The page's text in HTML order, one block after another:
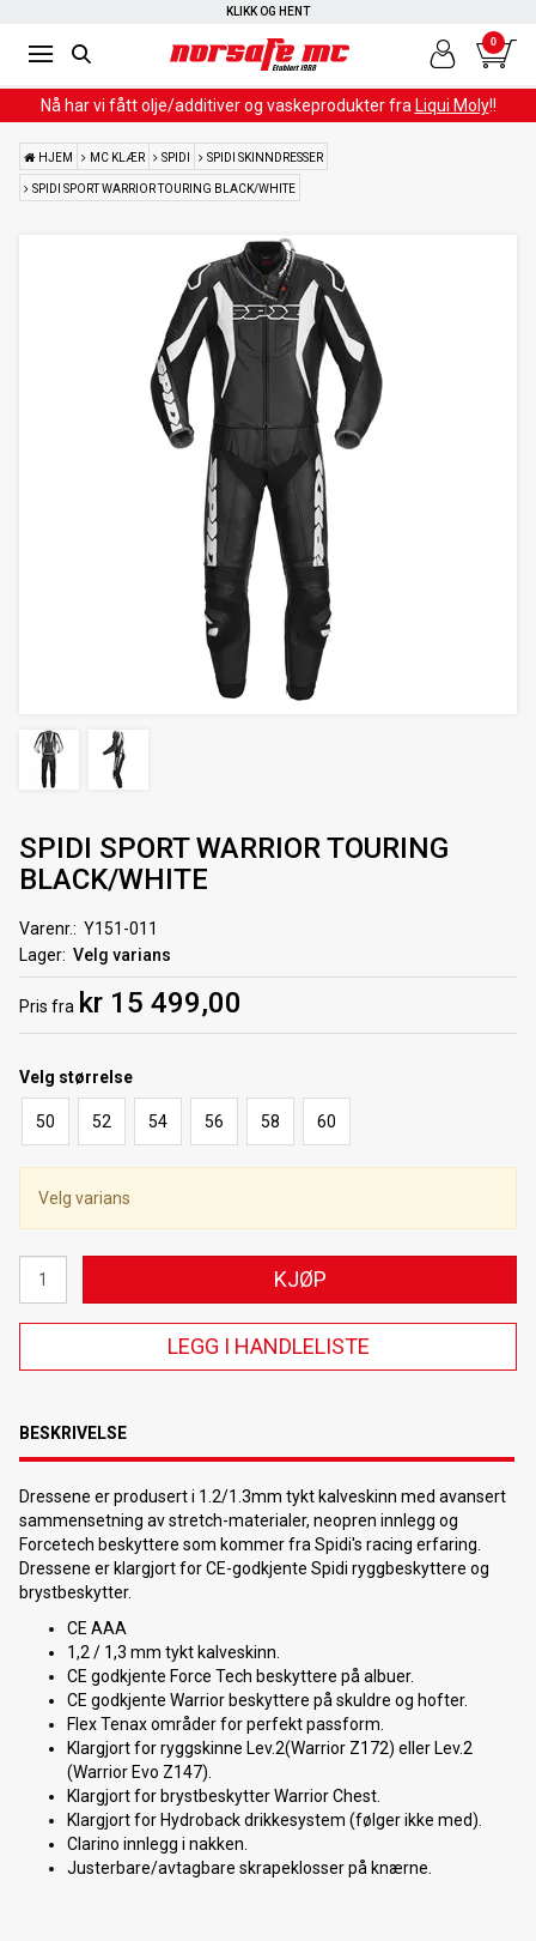
KLIKK OG HENT
0
Nå har vi fått olje/additiver og vaskeprodukter fra Liqui Moly!!
HJEM MC KLÆR SPIDI SPIDI SKINNDRESSER
SPIDI SPORT WARRIOR TOURING BLACK/WHITE
SPIDI SPORT WARRIOR TOURING
BLACK/WHITE
Varenr.
Y151-011
Lager Velg varians
Pris fra kr 15 499,00
Velg størrelse
50 52 54 56 58 60
Velg varians
KJØP
LEGG I HANDLELISTE
BESKRIVELSE
Dressene er produsert i 1.2/1.3mm tykt kalveskinn med avansert
sammensetning av stretch-materialer, neopren innlegg og
Forcetech beskyttere som kommer fra Spidi's racing erfaring.
Dressene er klargjort for CE-godkjente Spidi ryggbeskyttere og
brystbeskytter.
CE AAA
1,2 / 1,3 mm tykt kalveskinn.
CE godkjente Force Tech beskyttere på albuer.
CE godkjente Warrior beskyttere på skuldre og hofter.
Flex Tenax områder for perfekt passform.
Klargjort for ryggskinne Lev.2(Warrior Z172) eller Lev.2
(Warrior Evo Z147).
Klargjort for brystbeskytter Warrior Chest.
Klargjort for Hydroback drikkesystem (følger ikke med).
Clarino innlegg i nakken.
Justerbare/avtagbare skrapeklosser på knærne.